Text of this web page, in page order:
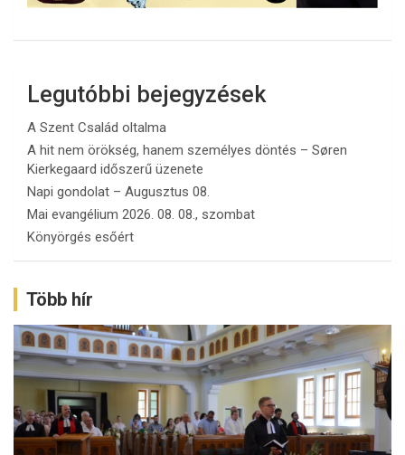
Legutóbbi bejegyzések
A Szent Család oltalma
A hit nem örökség, hanem személyes döntés – Søren
Kierkegaard időszerű üzenete
Napi gondolat – Augusztus 08.
Mai evangélium 2026. 08. 08., szombat
Könyörgés esőért
Több hír